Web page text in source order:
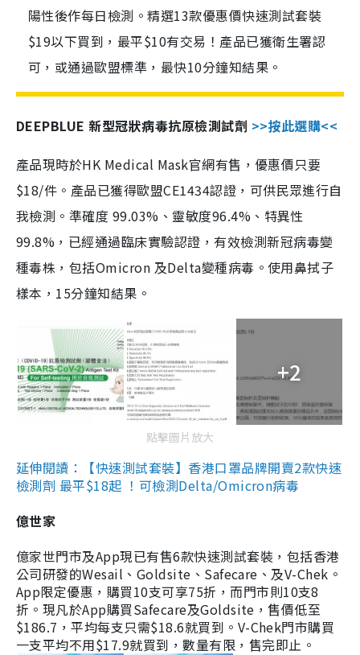
陽性後作每日檢測。精選13款優惠價快速測試套裝
$19以下買到，最平$10有交易！產品已獲衛生署認
可，或通過歐盟標準，最快10分鐘知結果。
DEEPBLUE 新型冠狀病毒抗原檢測試劑 >>按此選購<<
產品現時於HK Medical Mask官網有售，優惠價只要
$18/件。產品已獲得歐盟CE1434認證，可供民眾進行自
我檢測。準確度 99.03%、靈敏度96.4%、特異性
99.8%，已經通過臨床實驗認證，有效檢測新冠病毒變
種毒株，包括Omicron 及Delta變種病毒。使用鼻拭子
樣本，15分鐘知結果。
+2
點擊圖片放大
延伸閱讀：【快速測試套裝】香港口罩品牌開賣2款快速
檢測劑 最平$18起 ！可檢測Delta/Omicron病毒
億世家
億家世門市及App現已有售6款快速測試套裝，包括香港
公司研發的Wesail、Goldsite、Safecare、及V-Chek。
App限定優惠，購買10支可享75折，而門市則10支8
折。現凡於App購買Safecare及Goldsite，售價低至
$186.7，平均每支只需$18.6就買到。V-Chek門市購買
一支平均不用$17.9就買到，數量有限，售完即止。